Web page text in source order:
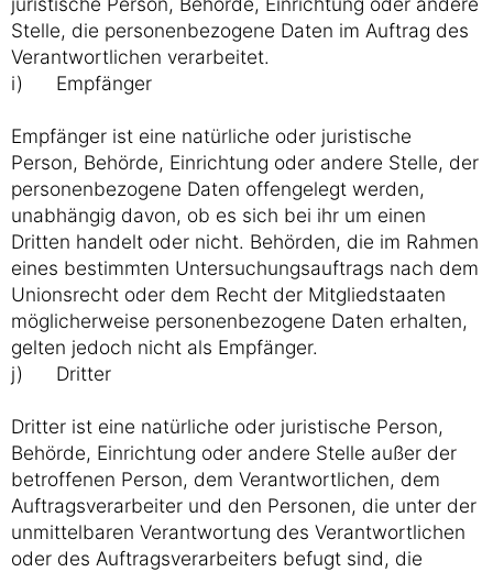
Stelle, die personenbezogene Daten im Auftrag des
Verantwortlichen verarbeitet.
i) Empfänger
Empfänger ist eine natürliche oder juristische
Person, Behörde, Einrichtung oder andere Stelle, der
personenbezogene Daten offengelegt werden,
unabhängig davon, ob es sich bei ihr um einen
Dritten handelt oder nicht. Behörden, die im Rahmen
eines bestimmten Untersuchungsauftrags nach dem
Unionsrecht oder dem Recht der Mitgliedstaaten
möglicherweise personenbezogene Daten erhalten,
gelten jedoch nicht als Empfänger.
j) Dritter
Dritter ist eine natürliche oder juristische Person,
Behörde, Einrichtung oder andere Stelle außer der
betroffenen Person, dem Verantwortlichen, dem
Auftragsverarbeiter und den Personen, die unter der
unmittelbaren Verantwortung des Verantwortlichen
oder des Auftragsverarbeiters befugt sind, die